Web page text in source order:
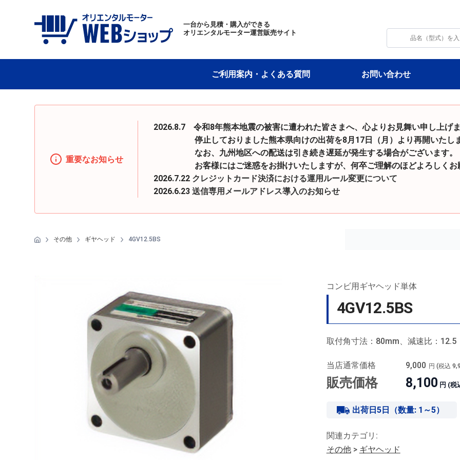
一台から見積・購入ができる
オリエンタルモーター運営販売サイト
ご利用案内・よくある質問 お問い合わせ
重要なお知らせ
2026.8.7 令和8年熊本地震の被害に遭われた皆さまへ、心よりお見舞い申し上げま
停止しておりました熊本県向けの出荷を8月17日（月）より再開いたしま
なお、九州地区への配送は引き続き遅延が発生する場合がございます。
お客様にはご迷惑をお掛けいたしますが、何卒ご理解のほどよろしくお願
2026.7.22 クレジットカード決済における運用ルール変更について
2026.6.23送信専用メールアドレス導入のお知らせ
その他 ギヤヘッド 4GV12.5BS
コンビ用ギヤヘッド単体
4GV12.5BS
取付角寸法：80mm、減速比：12.5
当店通常価格 9,000 円 (税込
販売価格 8,100 円 (税
出荷日5日（数量: 1～5）
関連カテゴリ:
その他> ギヤヘッド